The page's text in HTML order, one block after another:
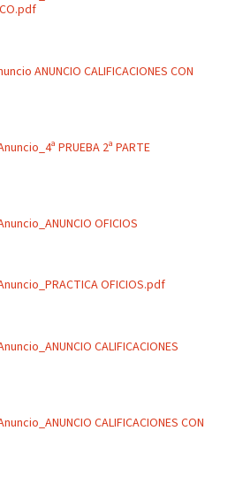
ANUNCIO CALIFICACIONES CON
PRUEBA 2ª PARTE
OFICIOS
OFICIOS.pdf
CALIFICACIONES
CALIFICACIONES CON